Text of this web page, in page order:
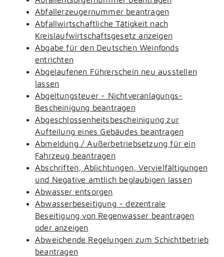
Abfallerzeugernummer beantragen
Abfallwirtschaftliche Tätigkeit nach
Kreislaufwirtschaftsgesetz anzeigen
Abgabe für den Deutschen Weinfonds
entrichten
Abgelaufenen Führerschein neu ausstellen
lassen
Abgeltungsteuer - Nichtveranlagungs-
Bescheinigung beantragen
Abgeschlossenheitsbescheinigung zur
Aufteilung eines Gebäudes beantragen
Abmeldung / Außerbetriebsetzung für ein
Fahrzeug beantragen
Abschriften, Ablichtungen, Vervielfältigungen
und Negative amtlich beglaubigen lassen
Abwasser entsorgen
Abwasserbeseitigung - dezentrale
Beseitigung von Regenwasser beantragen
oder anzeigen
Abweichende Regelungen zum Schichtbetrieb
beantragen